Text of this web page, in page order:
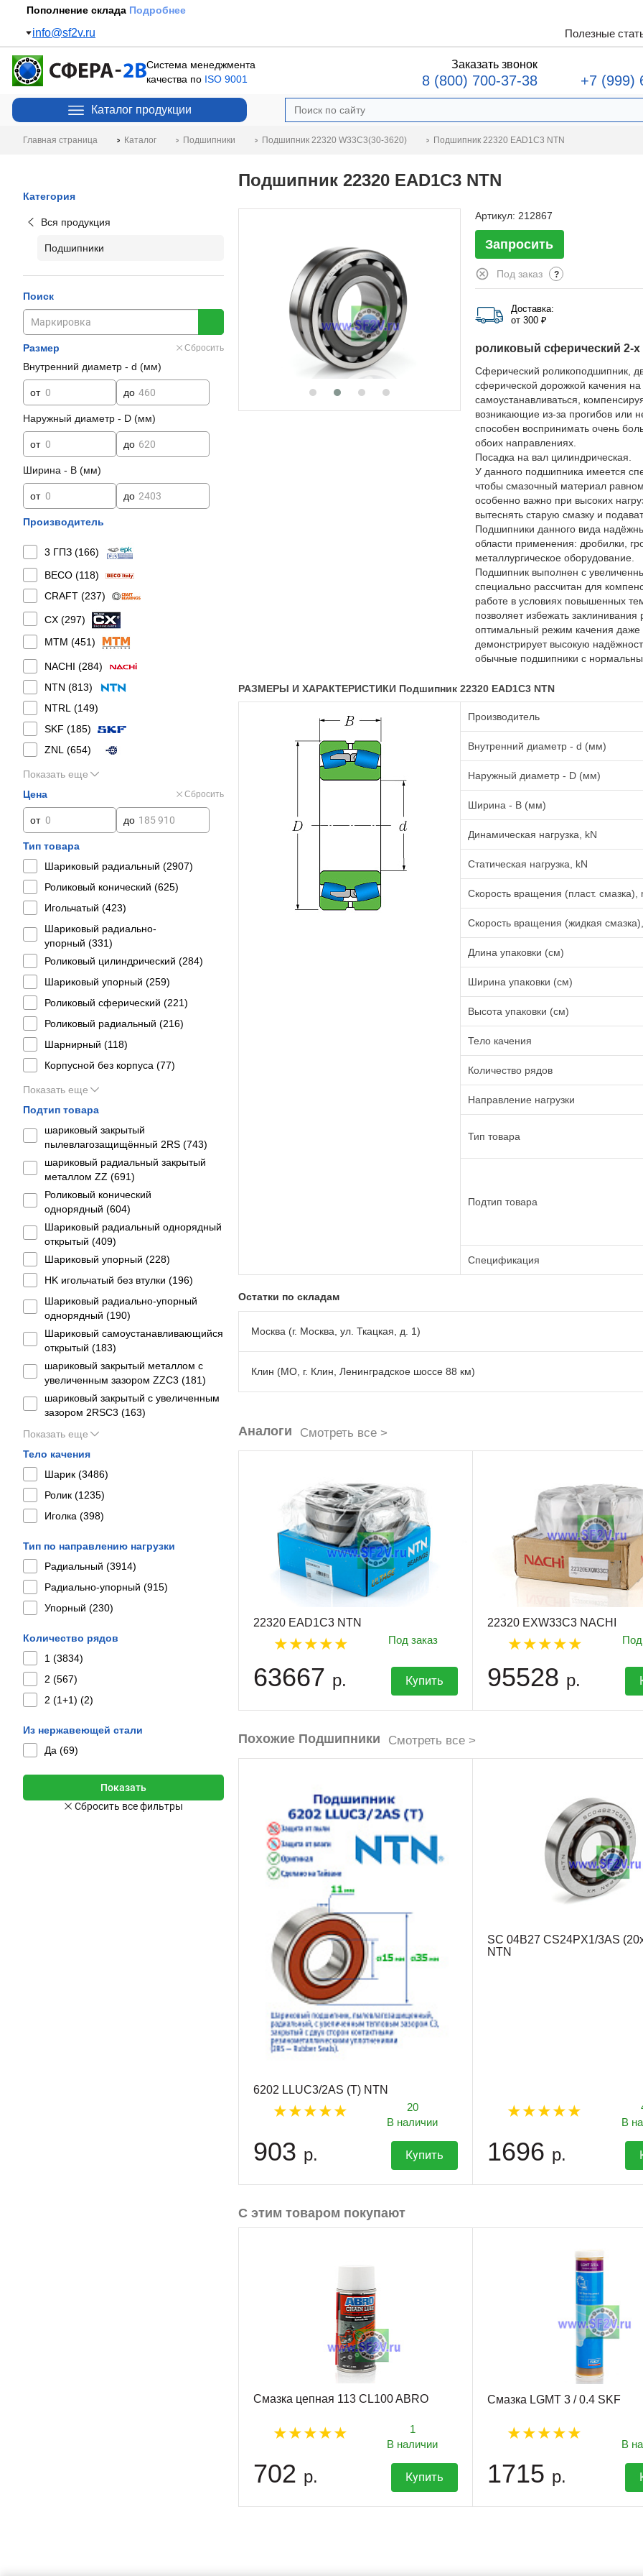
Пополнение склада Подробнее
info@sf2v.ru Полезные
Система менеджмента
качества по ISO 9001
Заказать звонок
8 (800) 700-37-38 +7 (999)
Каталог продукции
Главная страница Каталог Подшипники Подшипник 22320 W33C3(30-3620) Подшипник 22320 EAD1C3 NTN
Категория
Вся продукция
Подшипники
Поиск
Размер Сбросить
Внутренний диаметр - d (мм)
от до
Наружный диаметр - D (мм)
от до
Ширина - B (мм)
от до
Производитель
3 ГПЗ (166)
BECO (118)
CRAFT (237)
CX (297)
MTM (451)
NACHI (284)
NTN (813)
NTRL (149)
SKF (185)
ZNL (654)
Показать еще
Цена
Сбросить
от до
Тип товара
Шариковый радиальный (2907)
Роликовый конический (625)
Игольчатый (423)
Шариковый радиально-
упорный (331)
Роликовый цилиндрический (284)
Шариковый упорный (259)
Роликовый сферический (221)
Роликовый радиальный (216)
Шарнирный (118)
Корпусной без корпуса (77)
Показать еще
Подтип товара
шариковый закрытый
пылевлагозащищённый 2RS (743)
шариковый радиальный закрытый
металлом ZZ (691)
Роликовый конический
однорядный (604)
Шариковый радиальный однорядный
открытый (409)
Шариковый упорный (228)
HK игольчатый без втулки (196)
Шариковый радиально-упорный
однорядный (190)
Шариковый самоустанавливающийся
открытый (183)
шариковый закрытый металлом с
увеличенным зазором ZZC3 (181)
шариковый закрытый с увеличенным
зазором 2RSС3 (163)
Показать еще
Тело качения
Шарик (3486)
Ролик (1235)
Иголка (398)
Тип по направлению нагрузки
Радиальный (3914)
Радиально-упорный (915)
Упорный (230)
Количество рядов
1 (3834)
2 (567)
2 (1+1) (2)
Из нержавеющей стали
Да (69)
Подшипник 22320 EAD1C3 NTN
Артикул: 212867
Запросить
Под заказ ?
Доставка:
от 300 ₽
роликовый сферический 2-
Сферический роликоподшипник,
сферической дорожкой качения
самоустанавливаться,
возникающие из-за прогибов или
способен воспринимать очень
обоих направлениях.
Посадка на вал цилиндрическая.
У данного подшипника имеется
чтобы смазочный материал
особенно важно при высоких
вытеснять старую смазку и
Подшипники данного вида
области применения: дробилки,
металлургическое оборудование.
Подшипник выполнен с
специально рассчитан для
работе в условиях повышенных
позволяет избежать
оптимальный режим качения даже
демонстрирует высокую
обычные подшипники с
РАЗМЕРЫ И ХАРАКТЕРИСТИКИ Подшипник 22320 EAD1C3 NTN
Производитель
Внутренний диаметр - d (мм)
Наружный диаметр - D (мм)
Ширина - B (мм)
Динамическая нагрузка, kN
Статическая нагрузка, kN
Скорость вращения (пласт. смазка),
Скорость вращения (жидкая
Длина упаковки (см)
Ширина упаковки (см)
Высота упаковки (см)
Тело качения
Количество рядов
Направление нагрузки
Тип товара
Подтип товара
Спецификация
Остатки по складам
Москва (г. Москва, ул. Ткацкая, д. 1)
Клин (МО, г. Клин, Ленинградское шоссе 88 км)
Аналоги Смотреть все >
22320 EAD1C3 NTN
Под заказ
63667 р. Купить
22320 EXW33C3 NACHI
Под
95528 р.
Похожие Подшипники Смотреть все >
6202 LLUC3/2AS (T) NTN
20
В наличии
903 р. Купить
SC 04B27 CS24PX1/3AS
NTN
В
1696 р.
С этим товаром покупают
Смазка цепная 113 CL100 ABRO
1
В наличии
702 р. Купить
Смазка LGMT 3 / 0.4 SKF
В
1715 р.